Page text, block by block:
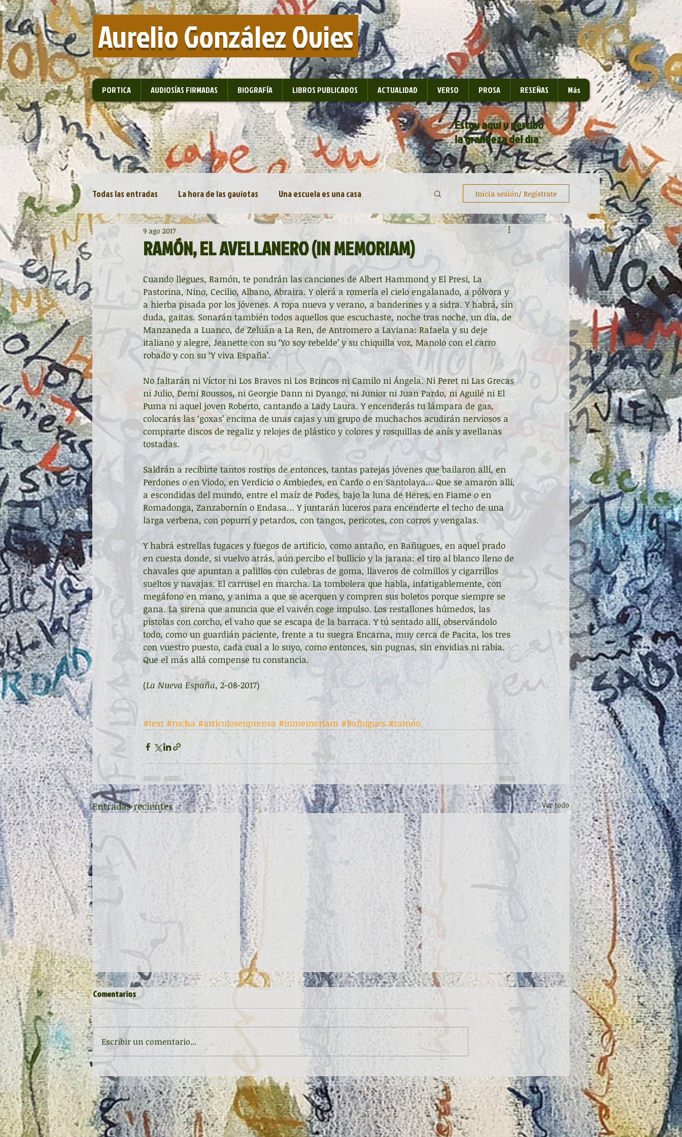
​ Aurelio González Ovies
PORTICA AUDIOSÍAS FIRMADAS BIOGRAFÍA LIBROS PUBLICADOS ACTUALIDAD VERSO PROSA RESEÑAS Más
Estoy aquí y percibo
la grandeza del día
Todas las entradas La hora de las gaviotas Una escuela es una casa
Diccionario de mitos clásicos
Noche de Cumpleaños La rucha Asociación d'Escritores d'Asturies
Asturias Capital Mundial Poesía Fundación Princesa de Asturias Una mitología
Universidad de Oviedo Corrada de la Poesía Día del Libro
Día Mundial de la Poesía Galardones Recital Taller literario
Entonces Vengo del norte Pequeños pasos para grandes poetas
Inicia sesión/ Regístrate
RAMÓN, EL AVELLANERO (IN MEMORIAM)
9 ago 2017
Cuando llegues, Ramón, te pondrán las canciones de Albert Hammond y El Presi, La
Pastorina, Nino, Cecilio, Albano, Abraira. Y olerá a romería el cielo engalanado, a pólvora y
a hierba pisada por los jóvenes. A ropa nueva y verano, a banderines y a sidra. Y habrá, sin
duda, gaitas. Sonarán también todos aquellos que escuchaste, noche tras noche, un día, de
Manzaneda a Luanco, de Zeluán a La Ren, de Antromero a Laviana: Rafaela y su deje
italiano y alegre, Jeanette con su ‘Yo soy rebelde’ y su chiquilla voz, Manolo con el carro
robado y con su ‘Y viva España’.
No faltarán ni Víctor ni Los Bravos ni Los Brincos ni Camilo ni Ángela. Ni Peret ni Las Grecas
ni Julio, Demi Roussos, ni Georgie Dann ni Dyango, ni Junior ni Juan Pardo, ni Aguilé ni El
Puma ni aquel joven Roberto, cantando a Lady Laura. Y encenderás tu lámpara de gas,
colocarás las ‘goxas’ encima de unas cajas y un grupo de muchachos acudirán nerviosos a
comprarte discos de regaliz y relojes de plástico y colores y rosquillas de anís y avellanas
tostadas.
Saldrán a recibirte tantos rostros de entonces, tantas parejas jóvenes que bailaron allí, en
Perdones o en Viodo, en Verdicio o Ambiedes, en Cardo o en Santolaya… Que se amaron allí,
a escondidas del mundo, entre el maíz de Podes, bajo la luna de Heres, en Fiame o en
Romadonga, Zanzabornín o Endasa… Y juntarán luceros para encenderte el techo de una
larga verbena, con popurrí y petardos, con tangos, pericotes, con corros y vengalas.
Y habrá estrellas fugaces y fuegos de artificio, como antaño, en Bañugues, en aquel prado
en cuesta donde, si vuelvo atrás, aún percibo el bullicio y la jarana: el tiro al blanco lleno de
chavales que apuntan a palillos con culebras de goma, llaveros de colmillos y cigarrillos
sueltos y navajas. El carrusel en marcha. La tombolera que habla, infatigablemente, con
megáfono en mano, y anima a que se acerquen y compren sus boletos porque siempre se
gana. La sirena que anuncia que el vaivén coge impulso. Los restallones húmedos, las
pistolas con corcho, el vaho que se escapa de la barraca. Y tú sentado allí, observándolo
todo, como un guardián paciente, frente a tu suegra Encarna, muy cerca de Pacita, los tres
con vuestro puesto, cada cual a lo suyo, como entonces, sin pugnas, sin envidias ni rabia.
Que el más allá compense tu constancia.
(La Nueva España, 2-08-2017)
#text #rucha #artículosenprensa #inmemoriam #Bañugues #ramón
Entradas recientes Ver todo
Inauguración de la exposición
'Raigambre', de Agustín García y
Aurelio González Ovies
II CONCURSO INTERNACIONAL DE
RELATO Y POESÍA "POETA AURELIO
GONZÁLEZ OVIES"
Firma de "Pequeños pasos para
grandes poetas" en Oviedo Feria
del Libro - OFELIA
Comentarios
Escribir un comentario...